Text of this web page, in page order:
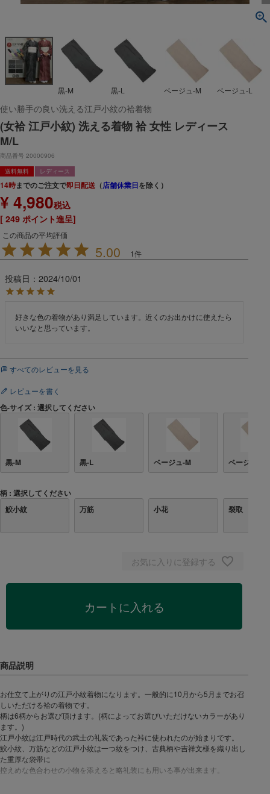
黒-M 黒-L ベージュ-M ベージュ-L
使い勝手の良い洗える江戸小紋の袷着物
(女袷 江戸小紋) 洗える着物 袷 女性 レディース
M/L
商品番号 20000906
送料無料
レディース
14時までのご注文で即日配送 （店舗休業日を除く）
¥4,980税込
[ 249 ポイント進呈]
5.00 1
投稿日 2024/10/01
好きな色の着物があり満足しています。近くのお出かけに使えたら
いいなと思っています。
すべてのレビューを見る
レビューを書く
色-サイズ 選択してください
黒-M 黒-L ベージュ-M ベージュ-L
柄 選択してください
鮫小紋
万筋 小花 裂取
お気に入りに登録する
カートに入れる
お仕立て上がりの江戸小紋着物になります。一般的に10月から5月までお召
しいただける袷の着物です。
柄は6柄からお選び頂けます。(柄によってお選びいただけないカラーがあり
ます。)
江戸小紋は江戸時代の武士の礼装であった裃に使われたのが始まりです。
鮫小紋、万筋などの江戸小紋は一つ紋をつけ、古典柄や吉祥文様を織り出し
た重厚な袋帯に
控えめな色合わせの小物を添えると略礼装にも用いる事が出来ます。